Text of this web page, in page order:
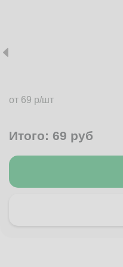
от 69 р/шт
Итого: 69 руб